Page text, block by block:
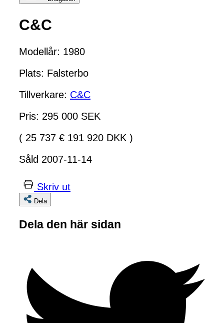
C&C
Modellår: 1980
Plats: Falsterbo
Tillverkare: C&C
Pris: 295 000 SEK
( 25 737 € 191 920 DKK )
Såld 2007-11-14
Skriv ut
Dela
Dela den här sidan